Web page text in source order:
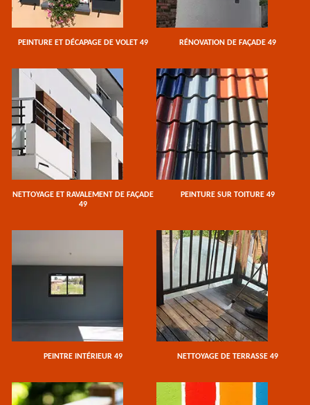
PEINTURE ET DÉCAPAGE DE VOLET 49 RÉNOVATION DE FAÇADE 49
NETTOYAGE ET RAVALEMENT DE FAÇADE
49
PEINTURE SUR TOITURE 49
PEINTRE INTÉRIEUR 49 NETTOYAGE DE TERRASSE 49